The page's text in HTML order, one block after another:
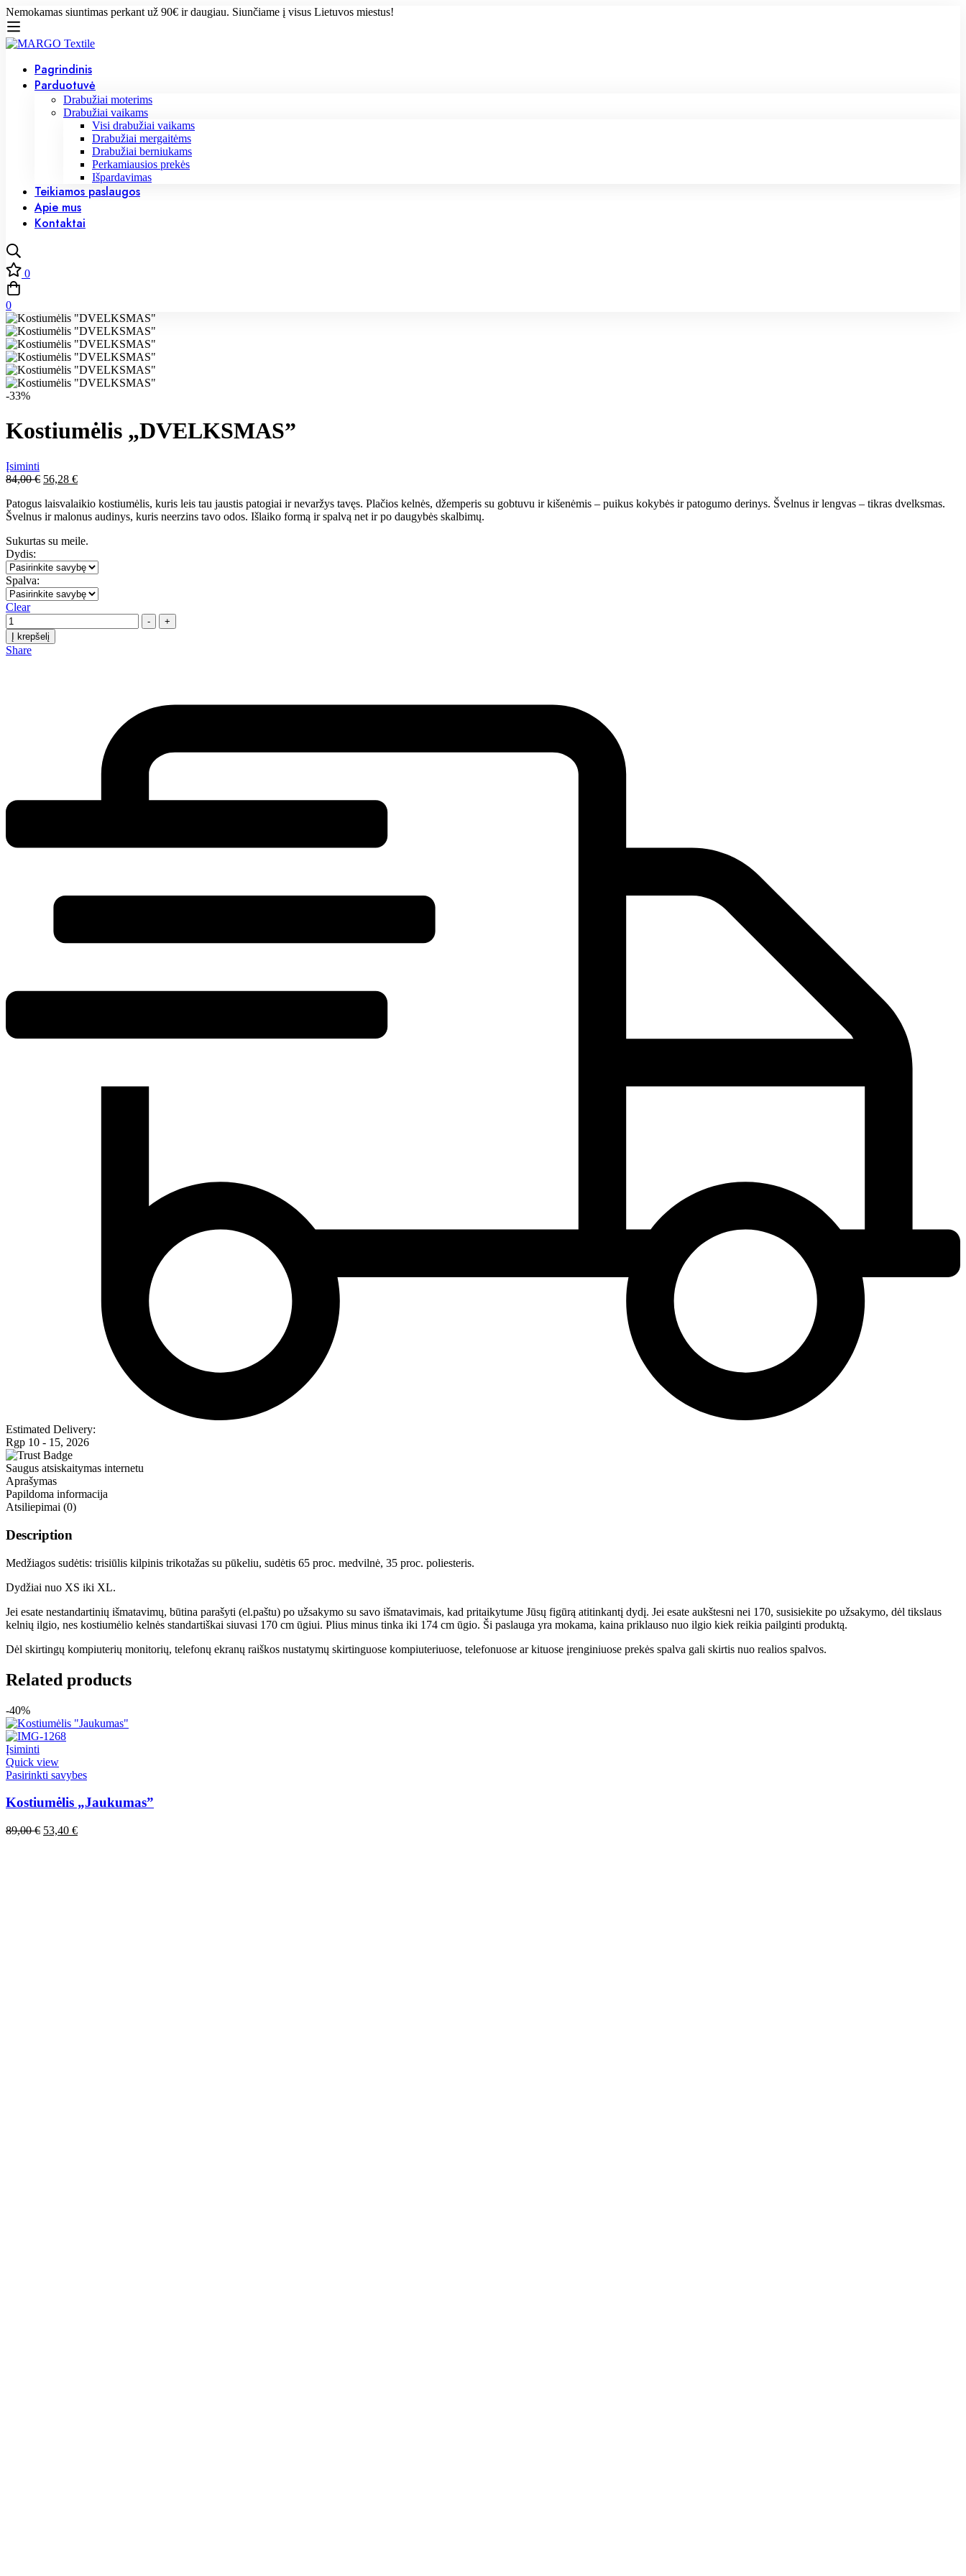
Nemokamas siuntimas perkant už 90€ ir daugiau. Siunčiame į visus Lietuvos miestus!
Pagrindinis
Parduotuvė
Drabužiai moterims
Drabužiai vaikams
Visi drabužiai vaikams
Drabužiai mergaitėms
Drabužiai berniukams
Perkamiausios prekės
Išpardavimas
Teikiamos paslaugos
Apie mus
Kontaktai
0
0
-33%
Kostiumėlis „DVELKSMAS”
Įsiminti
84,00€ Original
was:
84,00 €.
56,28 €Current
is:
56,28 €.
Patogus laisvalaikio kostiumėlis, kuris leis tau jaustis patogiai ir nevaržys tavęs. Plačios kelnės, džemperis su gobtuvu ir kišenėmis – puikus kokybės ir patogumo derinys. Švelnus ir lengvas – tikras dvelksmas.
Švelnus ir malonus audinys, kuris neerzins tavo odos. Išlaiko formą ir spalvą net ir po daugybės skalbimų.
Sukurtas su meile.
Dydis:
Spalva:
Clear
Quantity
-
+
Į krepšelį
Share
Estimated Delivery:
Rgp 10 - 15, 2026
Saugus atsiskaitymas internetu
Aprašymas
Papildoma informacija
Atsiliepimai (0)
Description
Medžiagos sudėtis: trisiūlis kilpinis trikotažas su pūkeliu, sudėtis 65 proc. medvilnė, 35 proc. poliesteris.
Dydžiai nuo XS iki XL.
Jei esate nestandartinių išmatavimų, būtina parašyti (el.paštu) po užsakymo su savo išmatavimais, kad pritaikytume Jūsų figūrą atitinkantį dydį. Jei esate aukštesni nei 170, susisiekite po užsakymo, dėl tikslaus
kelnių ilgio, nes kostiumėlio kelnės standartiškai siuvasi 170 cm ūgiui. Plius minus tinka iki 174 cm ūgio. Ši paslauga yra mokama, kaina priklauso nuo ilgio kiek reikia pailginti produktą.
Dėl skirtingų kompiuterių monitorių, telefonų ekranų raiškos nustatymų skirtinguose kompiuteriuose, telefonuose ar kituose įrenginiuose prekės spalva gali skirtis nuo realios spalvos.
Related products
-40%
Įsiminti
Quick view
Pasirinkti savybesThis
has
Kostiumėlis „Jaukumas”
89,00€ Original
53,40 €Current